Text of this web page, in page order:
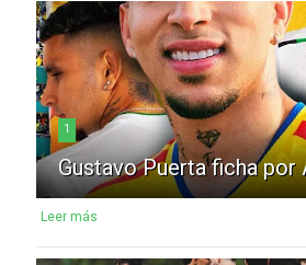
1
Gustavo Puerta ficha por
Leer más